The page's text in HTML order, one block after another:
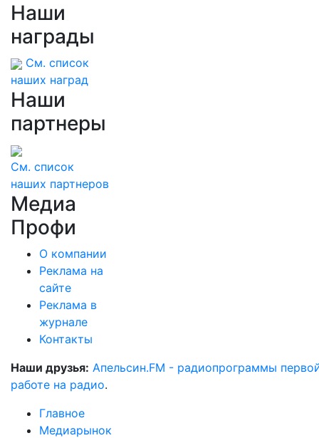
Наши
награды
См. список
наших наград
Наши
партнеры
См. список
наших партнеров
Медиа
Профи
О компании
Реклама на
сайте
Реклама в
журнале
Контакты
Наши друзья: Апельсин.FM - радиопрограммы
работе на радио.
Главное
Медиарынок